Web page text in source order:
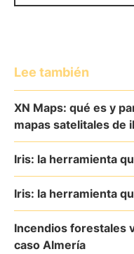
Lee también
XN Maps: qué es y
mapas satelitales de
Iris: la herramienta
Iris: la herramienta
Incendios forestales
caso Almería